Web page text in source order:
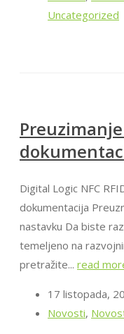
Uncategorized
Digital Logic NFC
dokumentacija
nastavku Da biste
temeljeno na
pretražite... read
17 listopada,
Novosti,